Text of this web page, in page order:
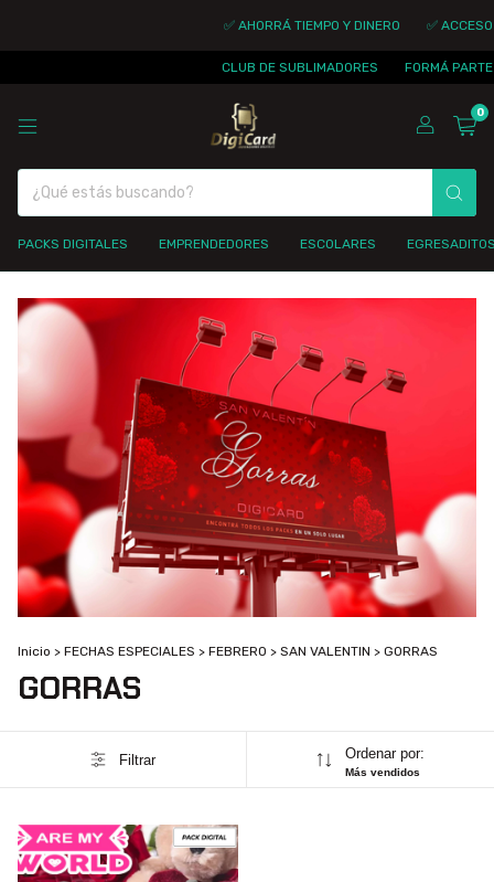
✅ AHORRÁ TIEMPO Y DINERO ✅ ACCESO
CLUB DE SUBLIMADORES FORMÁ PARTE
0
PACKS DIGITALES EMPRENDEDORES ESCOLARES
Inicio > FECHAS ESPECIALES > FEBRERO > SAN VALENTIN > GORRAS
GORRAS
Filtrar Ordenar por:
Más vendidos